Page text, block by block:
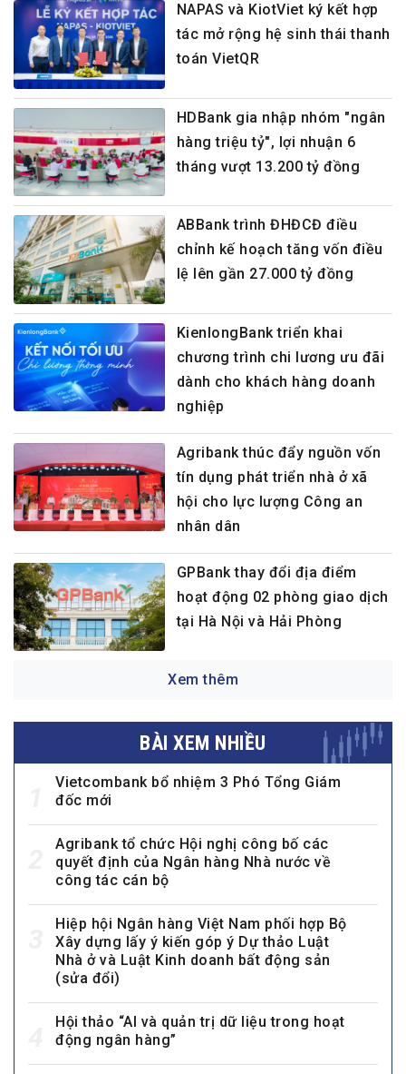
NAPAS và KiotViet ký kết hợp
tác mở rộng hệ sinh thái thanh
toán VietQR
HDBank gia nhập nhóm "ngân
hàng triệu tỷ", lợi nhuận 6
tháng vượt 13.200 tỷ đồng
ABBank trình ĐHĐCĐ điều
chỉnh kế hoạch tăng vốn điều
lệ lên gần 27.000 tỷ đồng
KienlongBank triển khai
chương trình chi lương ưu đãi
dành cho khách hàng doanh
nghiệp
Agribank thúc đẩy nguồn vốn
tín dụng phát triển nhà ở xã
hội cho lực lượng Công an
nhân dân
GPBank thay đổi địa điểm
hoạt động 02 phòng giao dịch
tại Hà Nội và Hải Phòng
Xem thêm
BÀI XEM NHIỀU
Vietcombank bổ nhiệm 3 Phó Tổng Giám
đốc mới
Agribank tổ chức Hội nghị công bố các
quyết định của Ngân hàng Nhà nước về
công tác cán bộ
Hiệp hội Ngân hàng Việt Nam phối hợp Bộ
Xây dựng lấy ý kiến góp ý Dự thảo Luật
Nhà ở và Luật Kinh doanh bất động sản
(sửa đổi)
Hội thảo “AI và quản trị dữ liệu trong hoạt
động ngân hàng”